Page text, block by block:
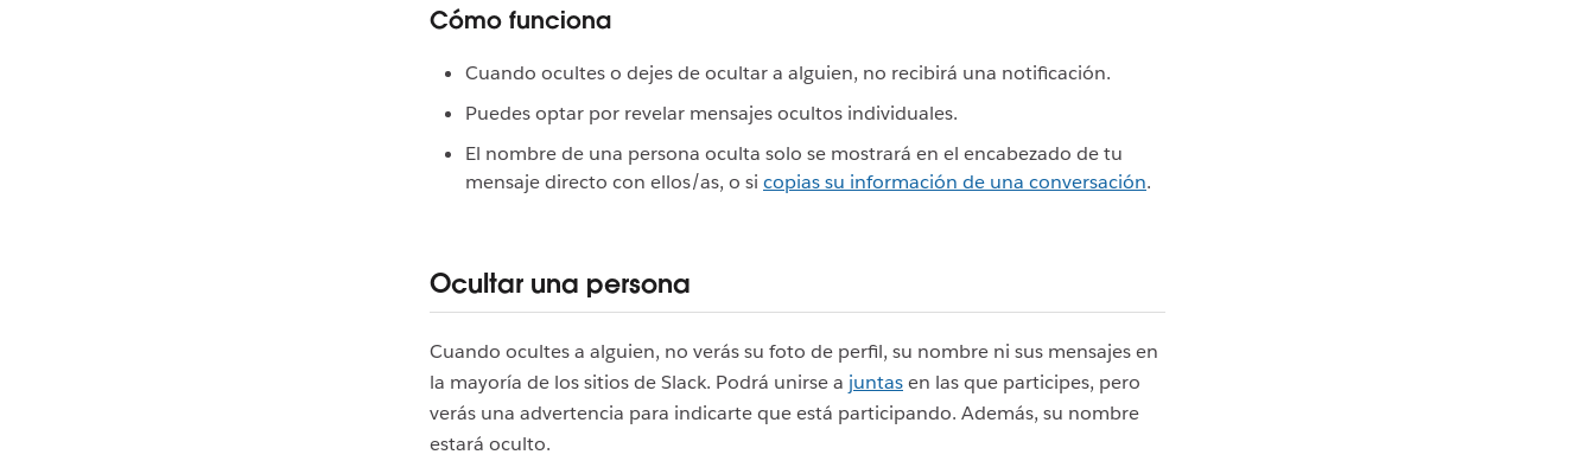
Cómo funciona
Cuando ocultes o dejes de ocultar a alguien, no recibirá una notificación.
Puedes optar por revelar mensajes ocultos individuales.
El nombre de una persona oculta solo se mostrará en el encabezado de tu
mensaje directo con ellos/as, o si copias su información de una conversación.
Ocultar una persona
Cuando ocultes a alguien, no verás su foto de perfil, su nombre ni sus mensajes en
la mayoría de los sitios de Slack. Podrá unirse a juntasen las que participes, pero
verás una advertencia para indicarte que está participando. Además, su nombre
estará oculto.